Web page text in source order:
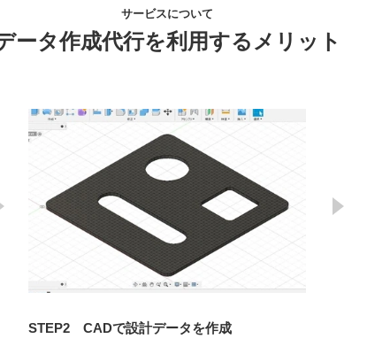
サービスについて
ータ作成代行を利用するメリット
STEP2 CADで設計データを作成